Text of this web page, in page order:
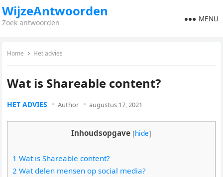
WijzeAntwoorden
Zoek antwoorden MENU
Home Het advies
Wat is Shareable content?
HET ADVIES Author augustus 17, 2021
Inhoudsopgave [hide]
1 Wat is Shareable content?
2 Wat delen mensen op social media?